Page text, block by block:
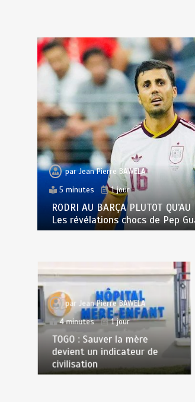
parJean Pierre BAWELA
5 minutes
1 jour
RODRI AU BARÇA PLUTOT
Les révélations chocs de Pep
par Jean Pierre BAWELA
4 minutes
1 jour
TOGO : Sauver la mère
devient un indicateur de
civilisation